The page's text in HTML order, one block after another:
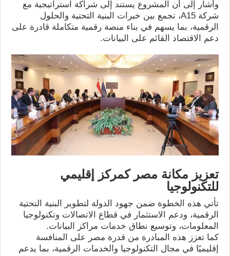
وأشار إلى أن المشروع يستند إلى شراكة استراتيجية مع
شركة A15، تجمع بين خبرات البنية التحتية والحلول
الرقمية، بما يسهم في بناء منصة رقمية متكاملة قادرة على
دعم الاقتصاد القائم على البيانات.
تعزيز مكانة مصر كمركز إقليمي
للتكنولوجيا
تأتي هذه الخطوة ضمن جهود الدولة لتطوير البنية التحتية
الرقمية، ودعم الاستثمار في قطاع الاتصالات وتكنولوجيا
المعلومات، وتوسيع نطاق خدمات مراكز البيانات.
كما تعزز هذه المبادرة من قدرة مصر على المنافسة
إقليميًا في مجال التكنولوجيا والخدمات الرقمية، بما يدعم